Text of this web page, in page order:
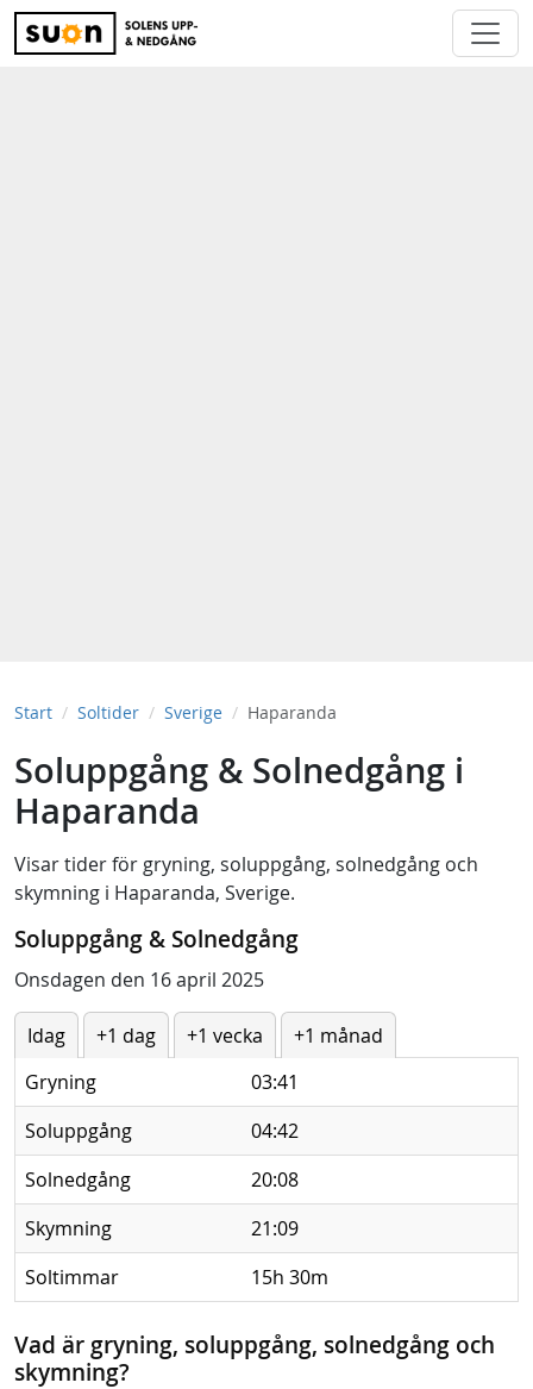
Start Soltider Sverige Haparanda
Soluppgång & Solnedgång i
Haparanda
Visar tider för gryning, soluppgång, solnedgång och
skymning i Haparanda, Sverige.
Soluppgång & Solnedgång
Onsdagen den 16 april 2025
Idag +1 dag +1 vecka
+1 månad
Gryning
03:41
Soluppgång
04:42
Solnedgång
20:08
Skymning
21:09
Soltimmar
15h 30m
Vad är gryning, soluppgång, solnedgång och
skymning?